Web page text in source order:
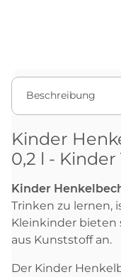
Beschreibung
Kinder
0,2 l -
Kinder
Trinken zu lernen,
Kleinkinder bieten
aus Kunststoff an.
Der Kinder